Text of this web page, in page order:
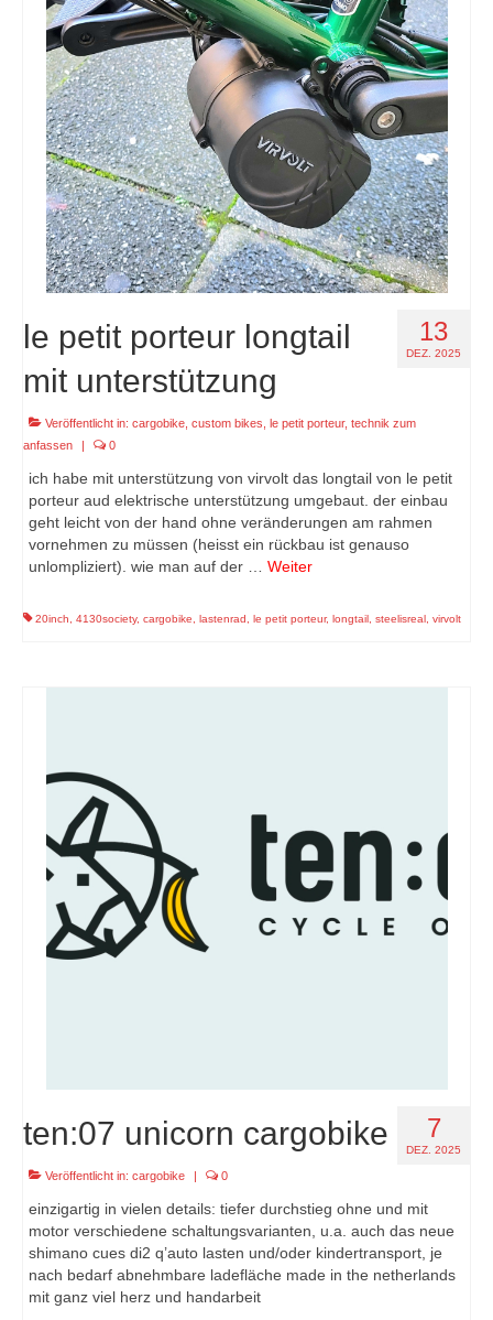
13
DEZ. 2025
le petit porteur longtail
mit unterstützung
Veröffentlicht in: cargobike custom bikes le petit porteur, technik zum
anfassen
| 0
ich habe mit unterstützung von virvolt das longtail von le petit
porteur aud elektrische unterstützung umgebaut. der einbau
geht leicht von der hand ohne veränderungen am rahmen
vornehmen zu müssen (heisst ein rückbau ist genauso
unlompliziert). wie man auf der … Weiter
20inch 4130society, cargobike lastenrad le petit porteur, longtail steelisreal virvolt
7
DEZ. 2025
ten:07 unicorn cargobike
Veröffentlicht in: cargobike | 0
einzigartig in vielen details: tiefer durchstieg ohne und mit
motor verschiedene schaltungsvarianten, u.a. auch das neue
shimano cues di2 q’auto lasten und/oder kindertransport, je
nach bedarf abnehmbare ladefläche made in the netherlands
mit ganz viel herz und handarbeit